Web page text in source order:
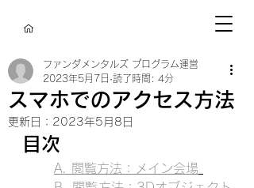
スマホでのアクセス方法
ファンダメンタルズ プログラム運営
2023年5月7日 読了時間: 4分
更新日： 2023年5月8日
目次
A. 閲覧方法：メイン会場